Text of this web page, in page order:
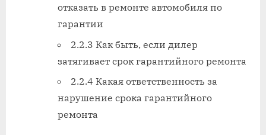
отказать в ремонте автомобиля по
гарантии
2.2.3 Как быть, если дилер
затягивает срок гарантийного ремонта
2.2.4 Какая ответственность за
нарушение срока гарантийного
ремонта